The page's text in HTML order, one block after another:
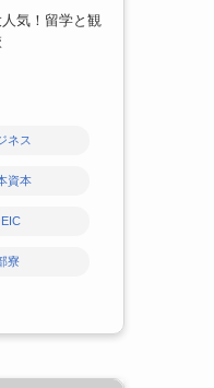
気！留学と観
ネス
資本
寮